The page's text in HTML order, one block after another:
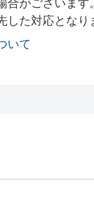
合がございま
した対応となり
いて